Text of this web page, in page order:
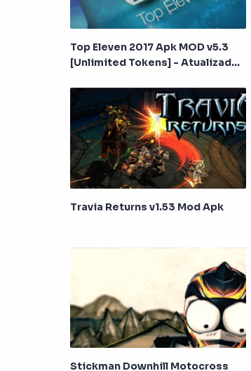
Top Eleven 2017 Apk MOD v5.3
[Unlimited Tokens] - Atualizado
Travia Returns v1.53 Mod Apk
Stickman Downhill Motocross